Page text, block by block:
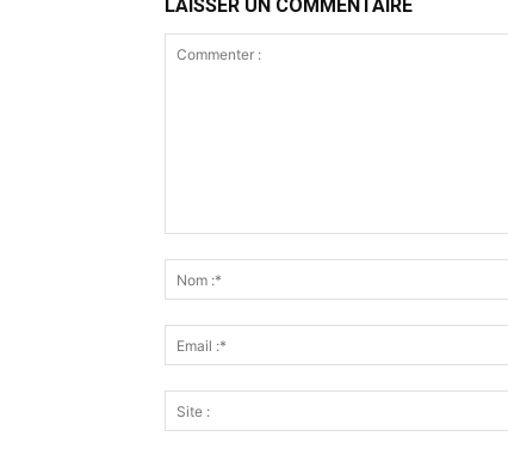
LAISSER UN COMMENTAIRE